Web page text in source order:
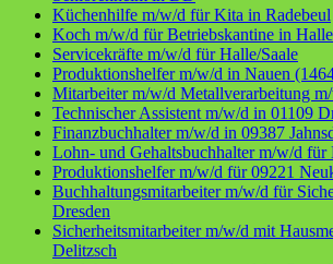
Küchenhilfe m/w/d für Kita in Radebeul
Koch m/w/d für Betriebskantine in
Servicekräfte m/w/d für Halle/Saale
Produktionshelfer m/w/d in Nauen
Mitarbeiter m/w/d Metallverarbeitung
Technischer Assistent m/w/d in 01109
Finanzbuchhalter m/w/d in 09387
Lohn- und Gehaltsbuchhalter m/w/d für
Produktionshelfer m/w/d für 09221
Buchhaltungsmitarbeiter m/w/d für
Dresden
Sicherheitsmitarbeiter m/w/d mit
Delitzsch